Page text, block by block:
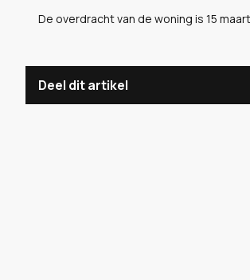
De overdracht van de woning is 15
Deel dit artikel